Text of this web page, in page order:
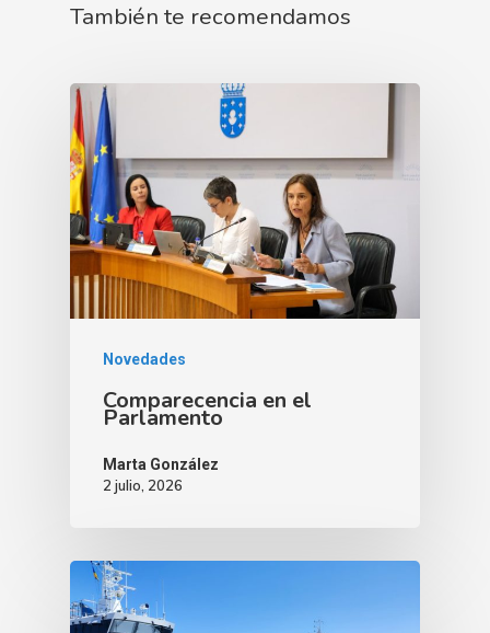
También te recomendamos
Novedades
Comparecencia en el
Parlamento
Marta González
2 julio, 2026